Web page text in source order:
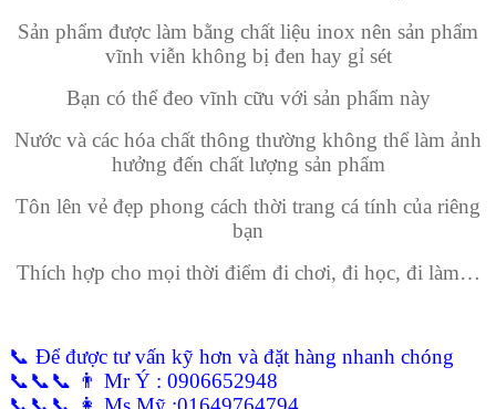
Sản phẩm được làm bằng chất liệu inox nên sản phẩm
vĩnh viễn không bị đen hay gỉ sét
Bạn có thể đeo vĩnh cữu với sản phẩm này
Nước và các hóa chất thông thường không thể làm ảnh
hưởng đến chất lượng sản phẩm
Tôn lên vẻ đẹp phong cách thời trang cá tính của riêng
bạn
Thích hợp cho mọi thời điểm đi chơi, đi học, đi làm…
📞 Để được tư vấn kỹ hơn và đặt hàng nhanh chóng
📞📞📞 👨 Mr Ý : 0906652948